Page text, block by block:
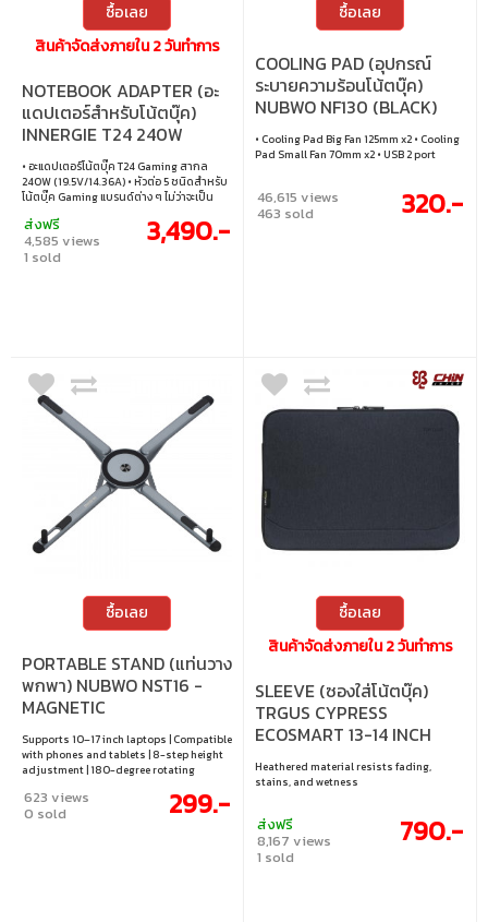
Vention
ซื้อเลย
สินค้าจัดส่งภายใน 2 วันทำการ
NOTEBOOK ADAPTER (อะ
แดปเตอร์สำหรับโน้ตบุ๊ค)
INNERGIE T24 240W
GAMING POWER ADAPTER
(ADP-240EBDFLA)
• อะแดปเตอร์โน้ตบุ๊ค T24 Gaming สากล
240W (19.5V/14.36A) • หัวต่อ 5 ชนิดสำหรับ
โน้ตบุ๊ค Gaming แบรนด์ต่าง ๆ ไม่ว่าจะเป็น
Lenovo, MSI, Razer • มีความทนทาน แข็งแรง
ผ่านการทดสอบการบิดงอของสายมากกว่า
10,000 ครั้ง และ ผ่านการทดสอบแรงตก
ส่งฟรี
4,585 views
1 sold
3,490.-
ซื้อเลย
COOLING PAD (อุปกรณ์
ระบายความร้อนโน้ตบุ๊ค)
NUBWO NF130 (BLACK)
• Cooling Pad Big Fan 125mm x2 • Cooling
Pad Small Fan 70mm x2 • USB 2 port
46,615 views
463 sold 320.-
ซื้อเลย
PORTABLE STAND (แท่นวาง
พกพา) NUBWO NST16 -
MAGNETIC
Supports 10–17 inch laptops | Compatible
with phones and tablets | 8-step height
adjustment | 180-degree rotating
portable design
623 views
0 sold 299.-
ซื้อเลย
สินค้าจัดส่งภายใน 2 วันทำการ
SLEEVE (ซองใส่โน้ตบุ๊ค)
TRGUS CYPRESS
ECOSMART 13-14 INCH
SLEEVE (TBS64601GL-
70)NAVY
Heathered material resists fading,
stains, and wetness
ส่งฟรี
8,167 views
1 sold
790.-